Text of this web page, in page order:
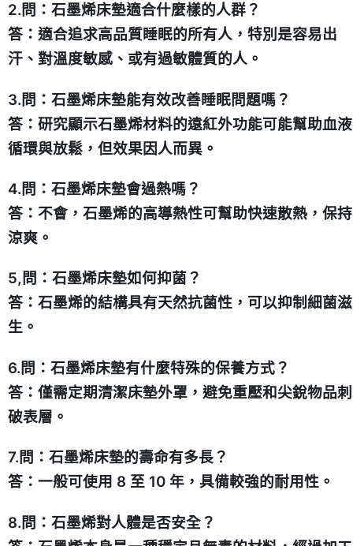
2.問：石墨烯床墊適合什麼樣的人群？
答：適合追求高品質睡眠的所有人，特別是容易出
汗、對溫度敏感、或有過敏體質的人。
3.問：石墨烯床墊能有效改善睡眠問題嗎？
答：研究顯示石墨烯材料的遠紅外功能可能幫助血液
循環與放鬆，但效果因人而異。
4.問：石墨烯床墊會過熱嗎？
答：不會，石墨烯的高導熱性可幫助快速散熱，保持
涼爽。
5,問：石墨烯床墊如何抑菌？
答：石墨烯的結構具有天然抗菌性，可以抑制細菌滋
生。
6.問：石墨烯床墊有什麼特殊的保養方式？
答：僅需定期清潔床墊外罩，避免重壓和尖銳物品刺
破表層。
7.問：石墨烯床墊的壽命有多長？
答：一般可使用 8 至 10 年，具備較強的耐用性。
8.問：石墨烯對人體是否安全？